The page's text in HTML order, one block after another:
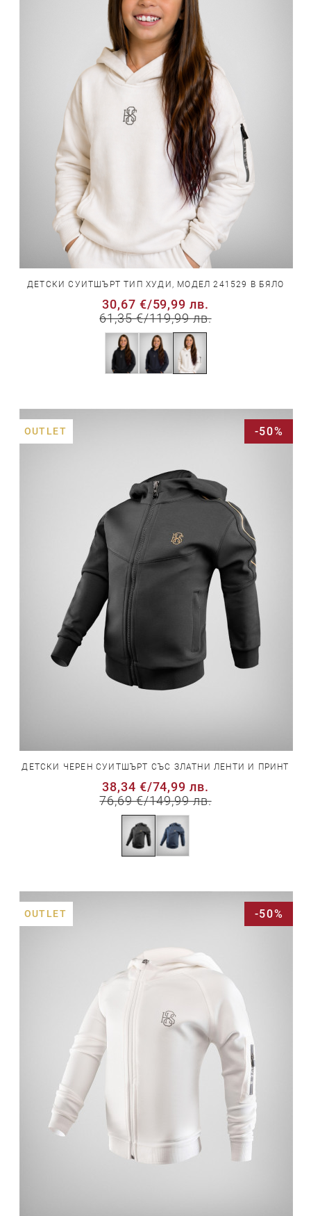
ДЕТСКИ СУИТШЪРТ ТИП ХУДИ, МОДЕЛ 241529 В БЯЛО
30,67 €/59,99 лв.
61,35 €/119,99 лв.
OUTLET -50%
ДЕТСКИ ЧЕРЕН СУИТШЪРТ СЪС ЗЛАТНИ ЛЕНТИ И ПРИНТ
38,34 €/74,99 лв.
76,69 €/149,99 лв.
OUTLET -50%